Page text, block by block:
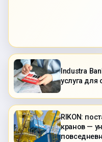
Industra
услуга для
RIKON:
кранов —